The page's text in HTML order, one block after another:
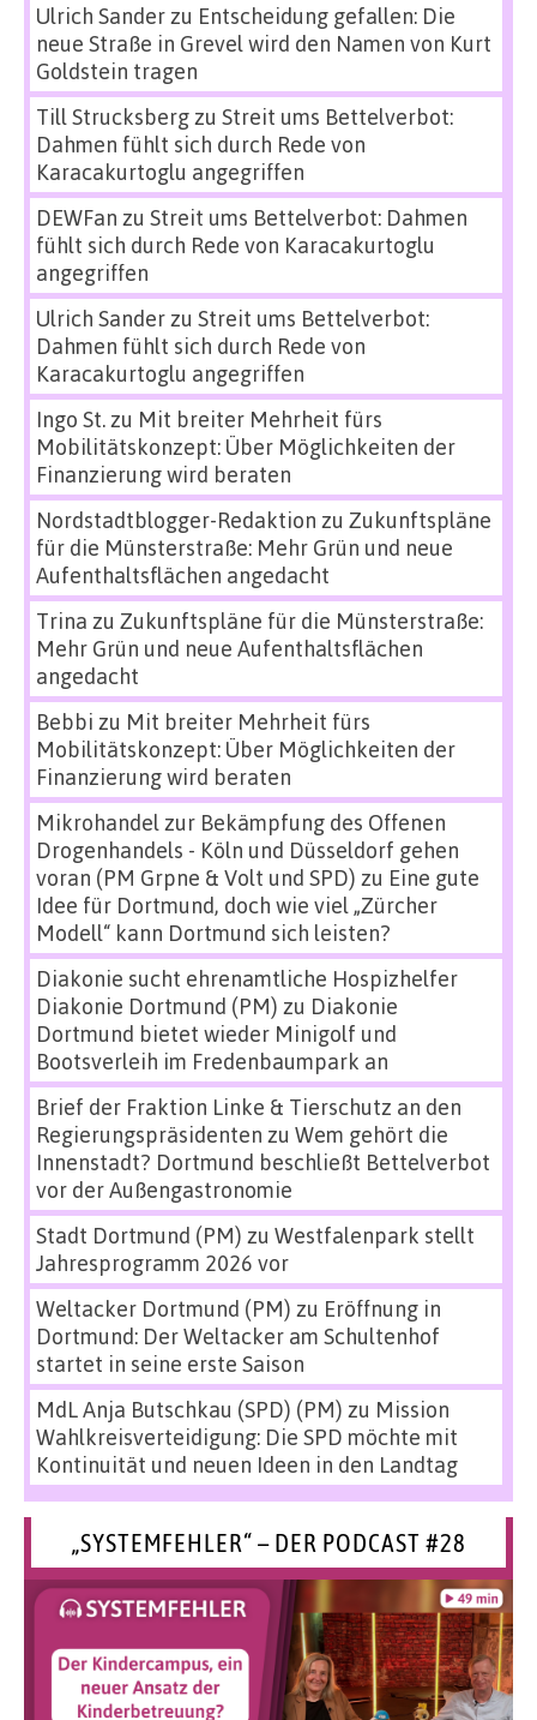
Ulrich Sanderzu Entscheidung gefallen: Die
neue Straße in Grevel wird den Namen von Kurt
Goldstein tragen
Till Strucksbergzu Streit ums Bettelverbot:
Dahmen fühlt sich durch Rede von
Karacakurtoglu angegriffen
DEWFan zu Streit ums Bettelverbot: Dahmen
fühlt sich durch Rede von Karacakurtoglu
angegriffen
Ulrich Sanderzu Streit ums Bettelverbot:
Dahmen fühlt sich durch Rede von
Karacakurtoglu angegriffen
Ingo St.zu Mit breiter Mehrheit fürs
Mobilitätskonzept: Über Möglichkeiten der
Finanzierung wird beraten
Nordstadtblogger-Redaktion zu Zukunftspläne
für die Münsterstraße: Mehr Grün und neue
Aufenthaltsflächen angedacht
Trina zu Zukunftspläne für die Münsterstraße:
Mehr Grün und neue Aufenthaltsflächen
angedacht
Bebbi zu Mit breiter Mehrheit fürs
Mobilitätskonzept: Über Möglichkeiten der
Finanzierung wird beraten
Mikrohandel zur Bekämpfung des Offenen
Drogenhandels - Köln und Düsseldorf gehen
voran (PM Grpne & Volt und SPD) zu Eine gute
Idee für Dortmund, doch wie viel „Zürcher
Modell“ kann Dortmund sich leisten?
Diakonie sucht ehrenamtliche Hospizhelfer
Diakonie Dortmund (PM) zu Diakonie
Dortmund bietet wieder Minigolf und
Bootsverleih im Fredenbaumpark an
Brief der Fraktion Linke & Tierschutz an den
Regierungspräsidenten zu Wem gehört die
Innenstadt? Dortmund beschließt Bettelverbot
vor der Außengastronomie
Stadt Dortmund (PM) zu Westfalenpark stellt
Jahresprogramm 2026 vor
Weltacker Dortmund (PM) zu Eröffnung in
Dortmund: Der Weltacker am Schultenhof
startet in seine erste Saison
MdL Anja Butschkau (SPD) (PM) zu Mission
Wahlkreisverteidigung: Die SPD möchte mit
Kontinuität und neuen Ideen in den Landtag
„SYSTEMFEHLER“ – DER PODCAST #28